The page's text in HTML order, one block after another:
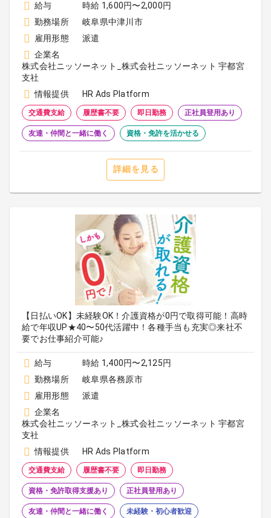
給与
時給 1,600円〜2,000円
勤務場所
岐阜県中津川市
雇用形態
派遣
企業名
株式会社ニッソーネット_株式会社ニッソーネット 宇都宮
支社
情報提供
HR Ads Platform
交通費支給 履歴書不要 即日勤務 正社員登用あり
友達・仲間と一緒に働く 資格・免許を活かせる
詳細を見る
【日払いOK】未経験OK！介護資格が0円で取得可能！高時
給で年収UP★40〜50代活躍中！各種手当も充実◎来社不
要でお仕事紹介可能♪
給与
時給 1,400円〜2,125円
勤務場所
岐阜県各務原市
雇用形態
派遣
企業名
株式会社ニッソーネット_株式会社ニッソーネット 宇都宮
支社
情報提供
HR Ads Platform
交通費支給 履歴書不要 即日勤務
資格・免許取得支援あり 正社員登用あり
友達・仲間と一緒に働く 未経験・初心者歓迎